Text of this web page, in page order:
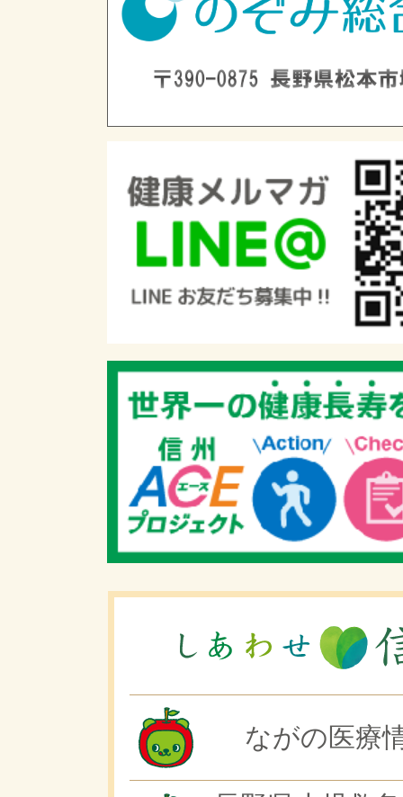
ながの医療